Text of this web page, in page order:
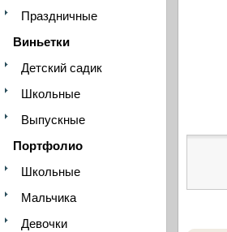
Праздничные
Виньетки
Детский садик
Школьные
Выпускные
Портфолио
Школьные
Мальчика
Девочки